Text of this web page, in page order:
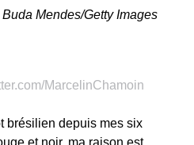
Mendes/Getty Images
brésilien depuis mes six